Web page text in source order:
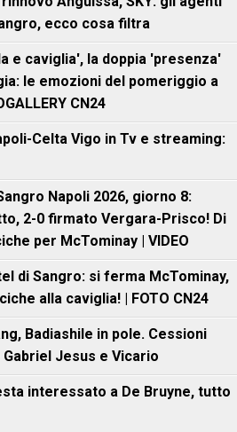
ecco cosa filtra
e caviglia', la doppia 'presenza'
le emozioni del pomeriggio a
CN24
Celta Vigo in Tv e streaming:
Napoli 2026, giorno 8:
2-0 firmato Vergara-Prisco! Di
per McTominay | VIDEO
di Sangro: si ferma McTominay,
alla caviglia! | FOTO CN24
Badiashile in pole. Cessioni
Jesus e Vicario
interessato a De Bruyne, tutto